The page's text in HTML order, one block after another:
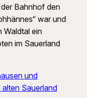
Bahnhof den
war und
Waldtal ein
im Sauerland
und
Sauerland